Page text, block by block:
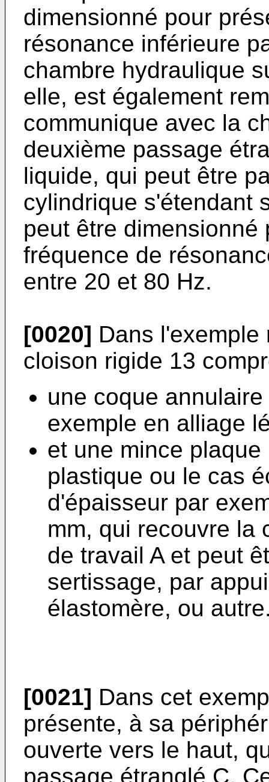
dimensionné pour
résonance inférieure
chambre hydraulique
elle, est également
communique avec la
deuxième passage
liquide, qui peut être
cylindrique s'étendant
peut être dimensionné
fréquence de
entre 20 et 80 Hz.
[0020] Dans
cloison rigide 13
une coque
exemple en alliage
et une mince
plastique ou le cas
d'épaisseur par
mm, qui recouvre la
de travail A et peut
sertissage, par
élastomère, ou
[0021] Dans cet
présente, à sa
ouverte vers le haut,
passage étranglé C.